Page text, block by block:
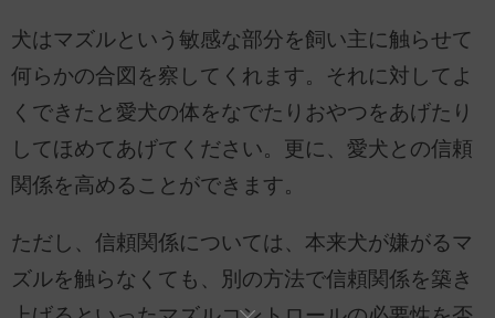
犬はマズルという敏感な部分を飼い主に触らせて
何らかの合図を察してくれます。それに対してよ
くできたと愛犬の体をなでたりおやつをあげたり
してほめてあげてください。更に、愛犬との信頼
関係を高めることができます。
ただし、信頼関係については、本来犬が嫌がるマ
ズルを触らなくても、別の方法で信頼関係を築き